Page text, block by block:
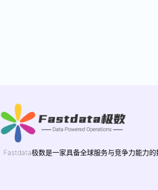
Fastdata极数是一家具备全球服务与竞争力能力